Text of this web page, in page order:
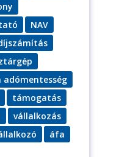
NAV
adómentesség
támogatás
vállalkozás
áfa